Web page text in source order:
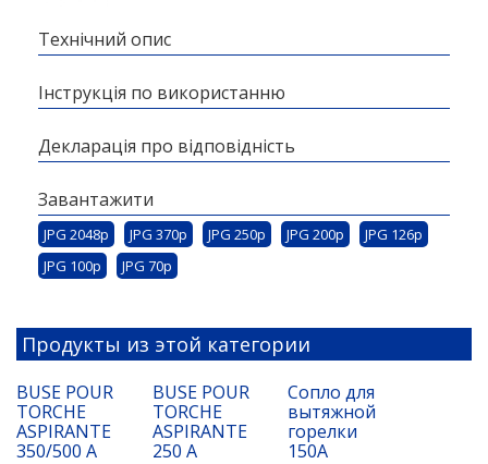
Технічний опис
Інструкція по використанню
Декларація про відповідність
Завантажити
JPG 2048p JPG 370p JPG 250p JPG 200p
JPG 126p
JPG 100p
JPG 70p
Продукты из этой категории
BUSE POUR
TORCHE
ASPIRANTE
350/500 A
BUSE POUR
TORCHE
ASPIRANTE
250 A
Сопло для
вытяжной
горелки
150A